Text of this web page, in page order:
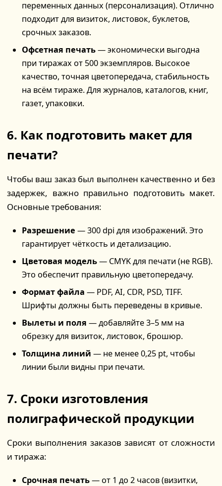
переменных данных (персонализация). Отлично
подходит для визиток, листовок, буклетов,
срочных заказов.
Офсетная печать— экономически выгодна
при тиражах от 500 экземпляров. Высокое
качество, точная цветопередача, стабильность
на всём тираже. Для журналов, каталогов, книг,
газет, упаковки.
6. Как подготовить макет для
печати?
Чтобы ваш заказ был выполнен качественно и без
задержек, важно правильно подготовить макет.
Основные требования:
Разрешение — 300 dpi для изображений. Это
гарантирует чёткость и детализацию.
Цветовая модель— CMYK для печати (не RGB).
Это обеспечит правильную цветопередачу.
Формат файла — PDF, AI, CDR, PSD, TIFF.
Шрифты должны быть переведены в кривые.
Вылеты и поля — добавляйте 3–5 мм на
обрезку для визиток, листовок, брошюр.
Толщина линий — не менее 0,25 pt, чтобы
линии были видны при печати.
7. Сроки изготовления
полиграфической продукции
Сроки выполнения заказов зависят от сложности
и тиража:
Срочная печать— от 1 до 2 часов (визитки,